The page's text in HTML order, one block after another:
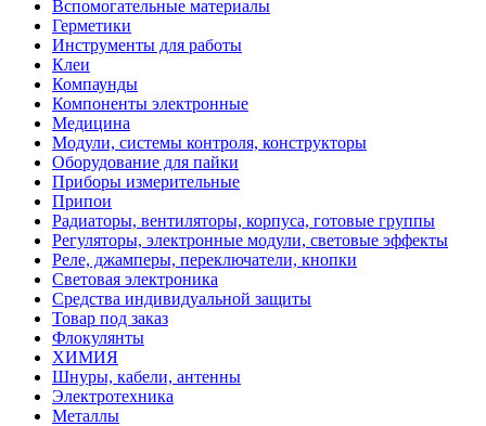
Вспомогательные материалы
Герметики
Инструменты для работы
Клеи
Компаунды
Компоненты электронные
Медицина
Модули, системы контроля, конструкторы
Оборудование для пайки
Приборы измерительные
Припои
Радиаторы, вентиляторы, корпуса, готовые группы
Регуляторы, электронные модули, световые эффекты
Реле, джамперы, переключатели, кнопки
Световая электроника
Средства индивидуальной защиты
Товар под заказ
Флокулянты
ХИМИЯ
Шнуры, кабели, антенны
Электротехника
Металлы